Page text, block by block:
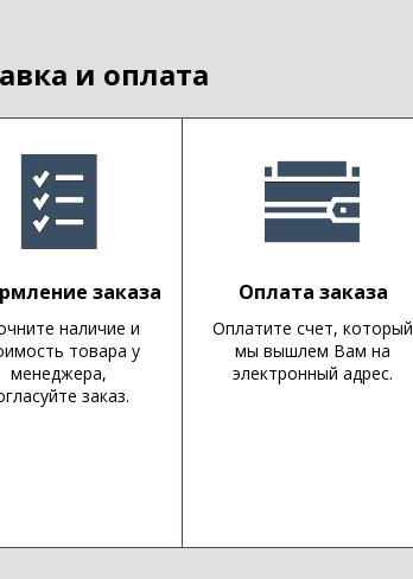
и оплата
заказа
наличие и
товара у
менеджера,
заказ.
Оплата заказа
Оплатите счет, который
мы вышлем Вам на
электронный адрес.